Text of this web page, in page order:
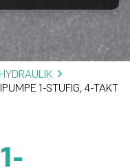
HYDRAULIK
1-STUFIG, 4-TAKT